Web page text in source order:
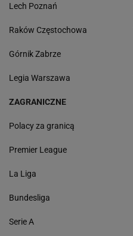
Lech Poznań
Raków Częstochowa
Górnik Zabrze
Legia Warszawa
ZAGRANICZNE
Polacy za granicą
Premier League
La Liga
Bundesliga
Serie A